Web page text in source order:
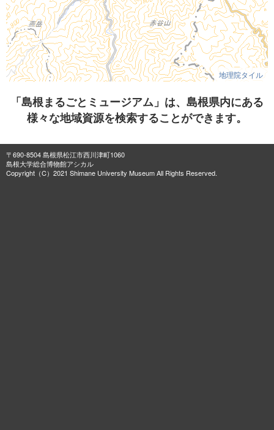
地理院タイル
「島根まるごとミュージアム」は、島根県内にある
様々な地域資源を検索することができます。
〒690-8504 島根県松江市西川津町1060
島根大学総合博物館アシカル
Copyright（C）2021 Shimane University Museum All Rights Reserved.